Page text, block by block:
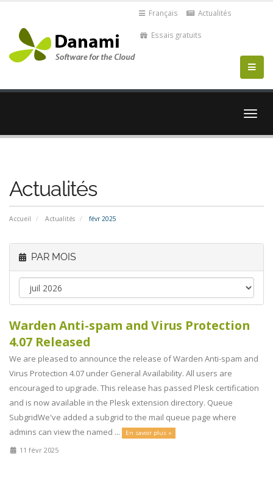
Français Actualités
Essais gratuits
Actualités
Accueil Actualités févr 2025
PAR MOIS
Warden Anti-spam and Virus Protection
4.07 Released
We are pleased to announce the release of Warden Anti-spam and
Virus Protection 4.07 under General Availability. All users are
encouraged to upgrade. This release has passed Plesk certification
and is now available in the Plesk extension directory. Queue
SubgridWe've added a subgrid to the mail queue page where
admins can view the named ...
En savoir plus »
11 févr 2025